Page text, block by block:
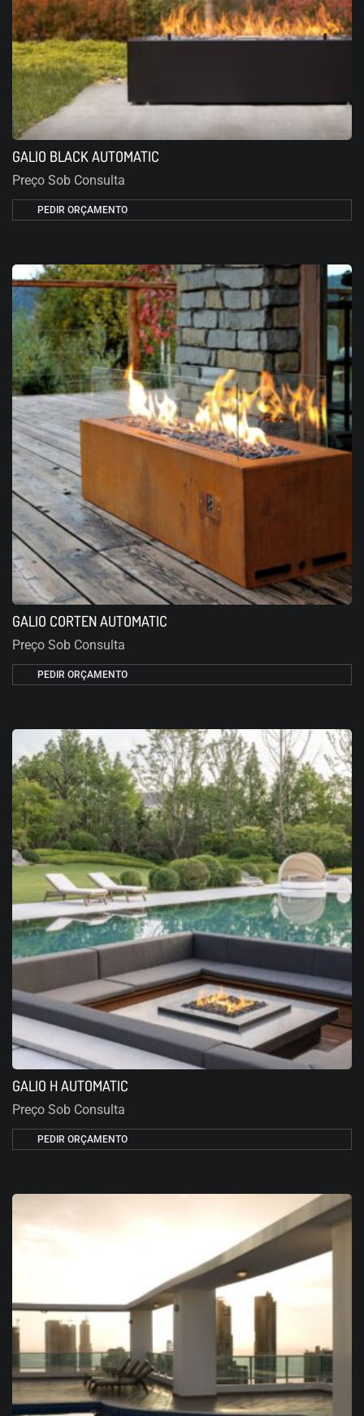
GALIO BLACK AUTOMATIC
Preço Sob Consulta
PEDIR ORÇAMENTO
GALIO CORTEN AUTOMATIC
Preço Sob Consulta
PEDIR ORÇAMENTO
GALIO H AUTOMATIC
Preço Sob Consulta
PEDIR ORÇAMENTO